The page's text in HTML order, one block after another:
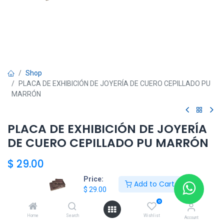
Price:
$ 29.00
Add to Cart
Home Search
0
Wishlist Account
Shop
PLACA DE EXHIBICIÓN DE JOYERÍA DE CUERO CEPILLADO PU
MARRÓN
PLACA DE EXHIBICIÓN DE JOYERÍA
DE CUERO CEPILLADO PU MARRÓN
$ 29.00
Add to Cart
Agregar a la lista de deseos